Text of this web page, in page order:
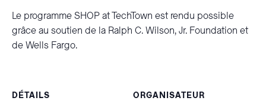
Le programme SHOP at TechTown est rendu possible
grâce au soutien de la Ralph C. Wilson, Jr. Foundation et
de Wells Fargo.
DÉTAILS
ORGANISATEUR